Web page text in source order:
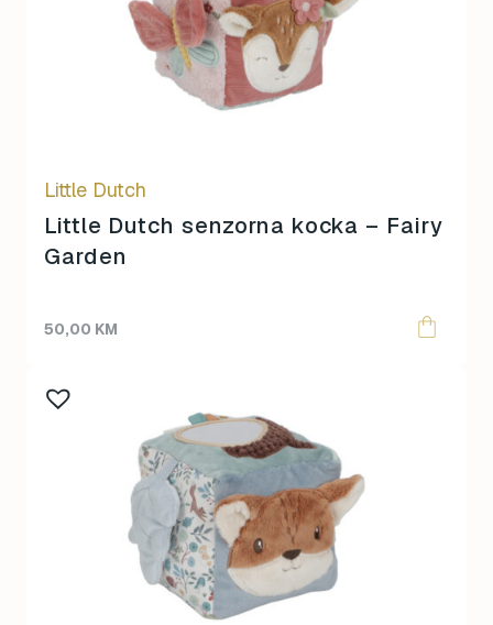
Little Dutch
Little Dutch senzorna kocka – Fairy
Garden
50,00 KM